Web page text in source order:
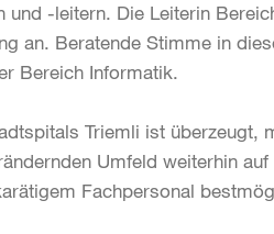
und -leitern. Die Leiterin
an. Beratende Stimme in
Bereich Informatik.
Triemli ist überzeugt,
Umfeld weiterhin
Fachpersonal